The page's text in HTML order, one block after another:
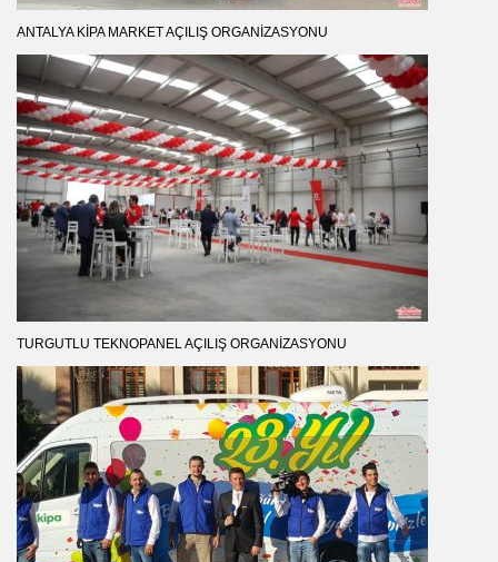
ANTALYA KIPA MARKET AÇILIŞ ORGANIZASYONU
TURGUTLU TEKNOPANEL AÇILIŞ ORGANIZASYONU